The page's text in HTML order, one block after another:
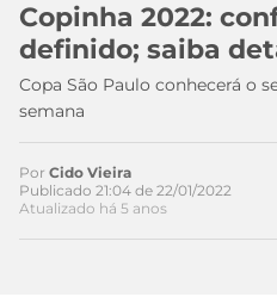
DE
APOSTA
SITES
DE
APOSTAS
2026
COPA
DO
MUNDO
TIMES
MEU
CAMPEONATOS
Copinha 2022:
definido; saiba
Copa São Paulo conhecerá o
semana
Por Cido Vieira
Publicado 21:04 de 22/01/2022
Atualizado há 5 anos